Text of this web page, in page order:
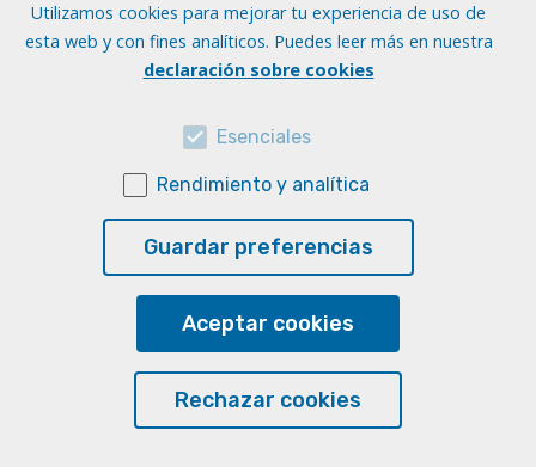
Idiomas:Español
Niveles:B1-B2
Soporte:Digital en linea
Interculturalidad
Acceder al recurso
Recursos para conocer la cultura
Idiomas:Español
Utilizamos cookies para mejorar tu experiencia de uso de
esta web y con fines analíticos. Puedes leer más en nuestra
declaración sobre cookies
Esenciales
Rendimiento y analítica
Guardar preferencias
Aceptar cookies
Rechazar cookies